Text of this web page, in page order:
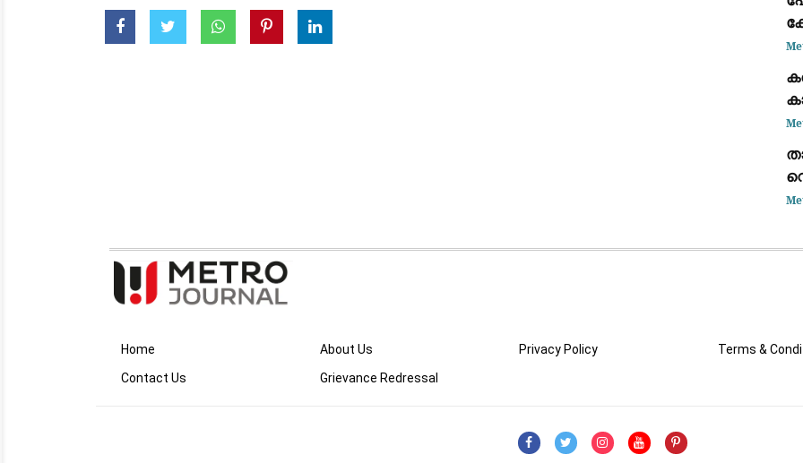
Home About Us Privacy Policy
Terms &
Contact Us
Grievance Redressal